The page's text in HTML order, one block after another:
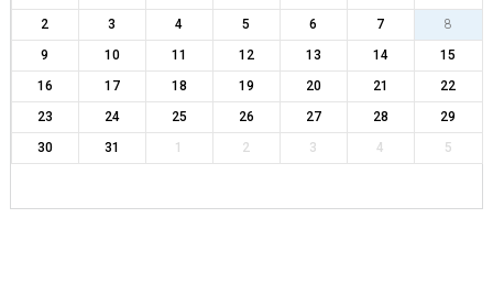
2
3 4 5 6 7
8
9
10 11 12 13 14
15
16
17 18 19 20 21
22
23
24 25 26 27 28
29
30
31 1 2 3 4 5